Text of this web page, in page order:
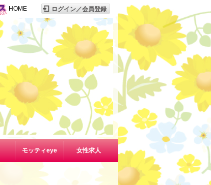
HOME
モッティeye 女性求人